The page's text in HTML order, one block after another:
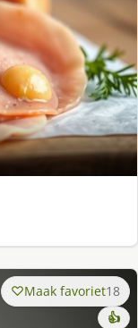
Maak favoriet18
👍